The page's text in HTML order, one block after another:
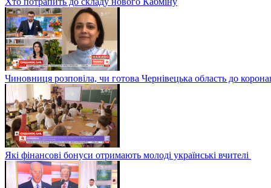
Чиновниця розповіла, чи готова Чернівецька область до
Які фінансові бонуси отримають молоді українські вчителі